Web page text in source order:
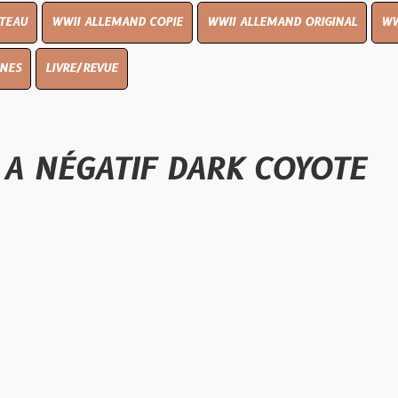
ALLEMAND COPIE WWII ALLEMAND ORIGINAL WWII UK
DARK COYOTE